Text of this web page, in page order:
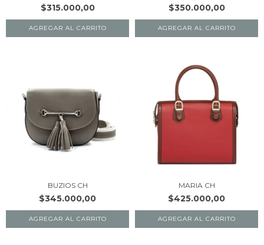
$315.000,00
AGREGAR AL CARRITO
$350.000,00
AGREGAR AL CARRITO
BUZIOS CH
$345.000,00
AGREGAR AL CARRITO
MARIA CH
$425.000,00
AGREGAR AL CARRITO